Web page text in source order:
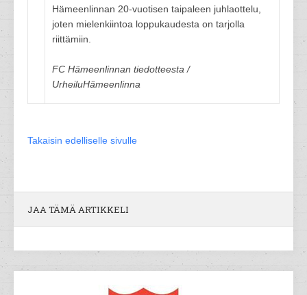
Hämeenlinnan 20-vuotisen taipaleen juhlaottelu,
joten mielenkiintoa loppukaudesta on tarjolla
riittämiin.
FC Hämeenlinnan tiedotteesta /
UrheiluHämeenlinna
Takaisin edelliselle sivulle
JAA TÄMÄ ARTIKKELI